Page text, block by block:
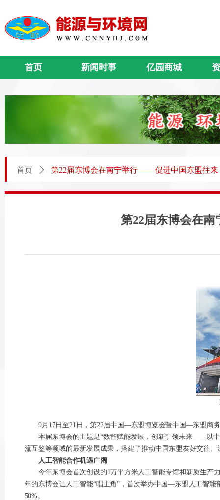
首页 新闻时事 亿园商城
首页 ꄲ 第22届东博会在南宁举行—— 促进中国东盟往来
第22届东博会在
9月17日至21日，第22届中国—东盟博览会暨中国—东盟商务
本届东博会的主题是“数智赋能发展，创新引领未来——以中
流互鉴等领域的最新发展成果，搭建了推动中国东盟友好交往
人工智能合作机遇广阔
今年东博会首次创设的1万平方米人工智能专馆和新质生产力
年的东博会让人工智能“唱主角”，首次举办中国—东盟人工智
50%。